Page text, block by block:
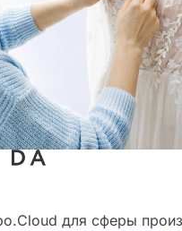
для сферы